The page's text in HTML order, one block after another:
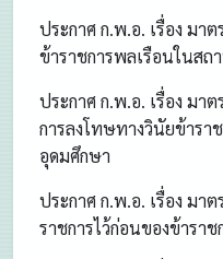
ประกาศ ก.พ.อ. เรื่อง มา
ข้าราชการพลเรือนในสถ
ประกาศ ก.พ.อ. เรื่อง มา
การลงโทษทางวินัยข้ารา
อุดมศึกษา
ประกาศ ก.พ.อ. เรื่อง มา
ราชการไว้ก่อนของข้ารา